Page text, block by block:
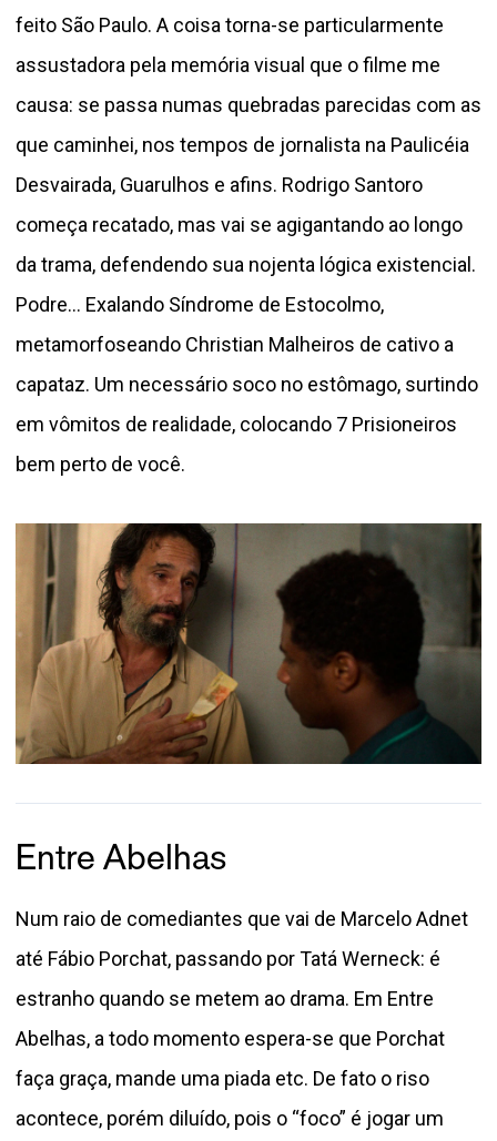
feito São Paulo. A coisa torna-se particularmente
assustadora pela memória visual que o filme me
causa: se passa numas quebradas parecidas com as
que caminhei, nos tempos de jornalista na Paulicéia
Desvairada, Guarulhos e afins. Rodrigo Santoro
começa recatado, mas vai se agigantando ao longo
da trama, defendendo sua nojenta lógica existencial.
Podre... Exalando Síndrome de Estocolmo,
metamorfoseando Christian Malheiros de cativo a
capataz. Um necessário soco no estômago, surtindo
em vômitos de realidade, colocando 7 Prisioneiros
bem perto de você.
Entre Abelhas
Num raio de comediantes que vai de Marcelo Adnet
até Fábio Porchat, passando por Tatá Werneck: é
estranho quando se metem ao drama. Em Entre
Abelhas, a todo momento espera-se que Porchat
faça graça, mande uma piada etc. De fato o riso
acontece, porém diluído, pois o “foco” é jogar um